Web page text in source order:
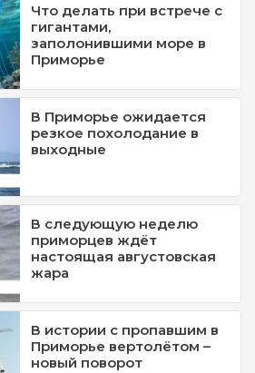
Что делать при встрече с
гигантами,
заполонившими море в
Приморье
В Приморье ожидается
резкое похолодание в
выходные
В следующую неделю
приморцев ждёт
настоящая августовская
жара
В истории с пропавшим в
Приморье вертолётом –
новый поворот